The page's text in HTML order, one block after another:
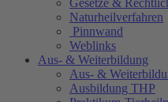
Gesetze &
Naturheilverfahren
Pinnwand
Weblinks
Aus- & Weiterbildung
Aus- &
Ausbildung THP